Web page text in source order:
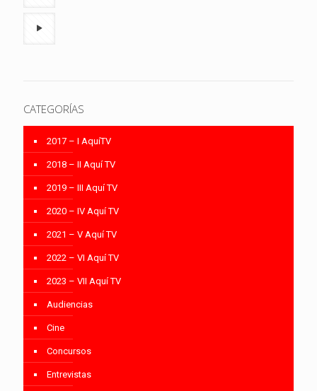
CATEGORÍAS
2017 – I AquíTV
2018 – II Aquí TV
2019 – III Aquí TV
2020 – IV Aquí TV
2021 – V Aquí TV
2022 – VI Aquí TV
2023 – VII Aquí TV
Audiencias
Cine
Concursos
Entrevistas